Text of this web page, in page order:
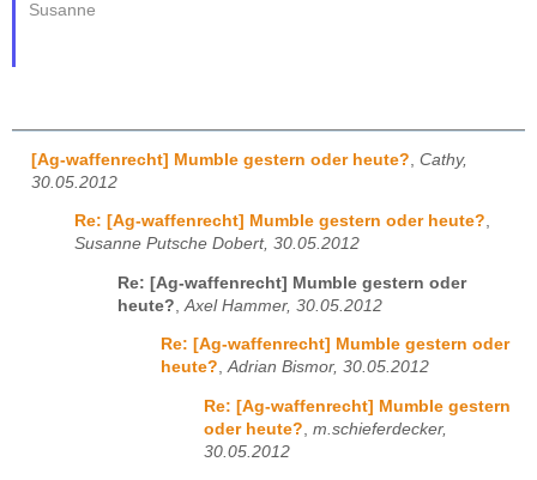
Susanne
[Ag-waffenrecht] Mumble gestern oder heute? Cathy,
30.05.2012
Re: [Ag-waffenrecht] Mumble gestern oder heute?,
Susanne Putsche Dobert, 30.05.2012
Re: [Ag-waffenrecht] Mumble gestern oder
heute? Axel Hammer, 30.05.2012
Re: [Ag-waffenrecht] Mumble gestern oder
heute?,Adrian Bismor, 30.05.2012
Re: [Ag-waffenrecht] Mumble gestern
oder heute? m.schieferdecker,
30.05.2012